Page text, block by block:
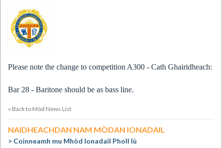
Please note the change to competition A300 - Cath Ghairidheach:
Bar 28 - Baritone should be as bass line.
« Back to Mòd News List
NAIDHEACHDAN NAM MÒDAN IONADAIL
Coinneamh mu Mhòd Ionadail Pholl Iù